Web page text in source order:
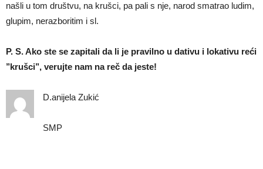
našli u tom društvu, na krušci, pa pali s nje, narod smatrao ludim,
glupim, nerazboritim i sl.
P. S. Ako ste se zapitali da li je pravilno u dativu i lokativu reći
’’krušci’’, verujte nam na reč da jeste!
D.anijela Zukić
SMP